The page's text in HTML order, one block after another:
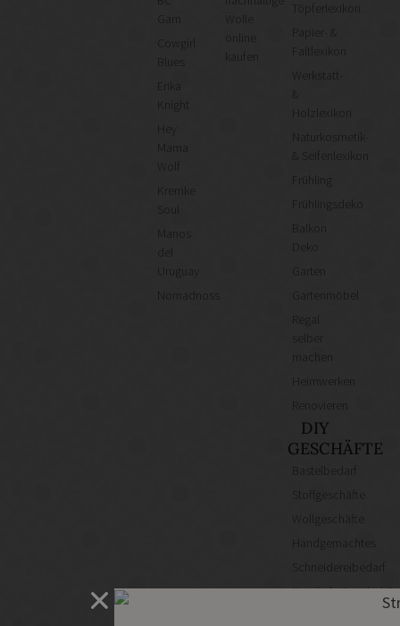
Cowgirl
Knight
Mama
Wolf
Kremke
Manos
Uruguay
Nomadnoss
kaufen
Töpferlexikon
Papier- &
Faltlexikon
Werkstatt-
&
Holzlexikon
Naturkosmetik-
& Seifenlexikon
Frühling
Frühlingsdeko
Deko
Garten
Gartenmöbel
Regal
Heimwerken
DIY
GESCHÄFTE
Bastelbedarf
Stoffgeschäfte
Wollgeschäfte
Handgemachtes
Schneidereibedarf
Handarbeitszubehör